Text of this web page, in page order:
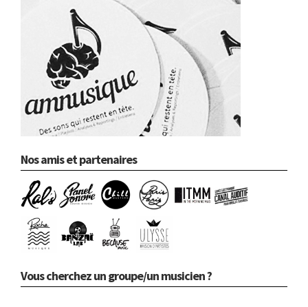
Nos amis et partenaires
Vous cherchez un groupe/un musicien ?